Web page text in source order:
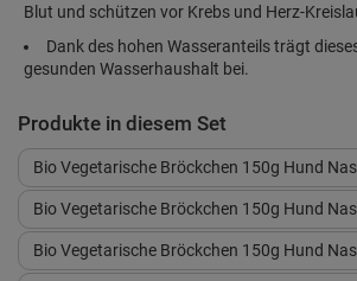
Blut und schützen vor Krebs und Herz-
Dank des hohen Wasseranteils trägt
gesunden Wasserhaushalt bei.
Produkte in diesem Set
Bio Vegetarische Bröckchen 150g Hund
Bio Vegetarische Bröckchen 150g Hund
Bio Vegetarische Bröckchen 150g Hund